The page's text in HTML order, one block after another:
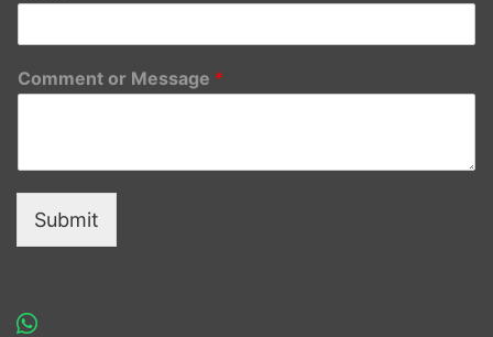
Comment or Message *
Submit